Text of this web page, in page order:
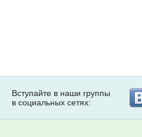
Вступайте в наши группы
в социальных сетях: